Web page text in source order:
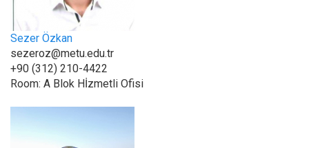
Sezer Özkan
sezeroz@metu.edu.tr
+90 (312) 210-4422
Room: A Blok Hİzmetli Ofisi